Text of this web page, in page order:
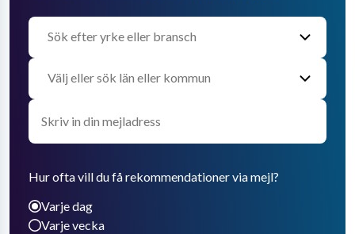
Hur ofta vill du få rekommendationer via mejl?
Varje dag
Varje vecka